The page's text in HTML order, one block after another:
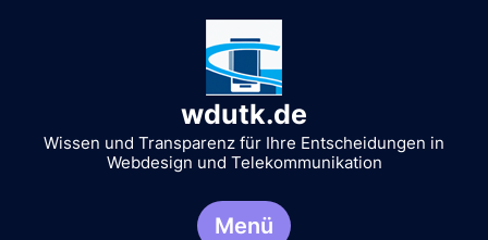
wdutk.de
Wissen und Transparenz für Ihre Entscheidungen in
Webdesign und Telekommunikation
Menü